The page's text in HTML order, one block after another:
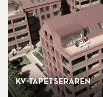
Kv Tapetseraren